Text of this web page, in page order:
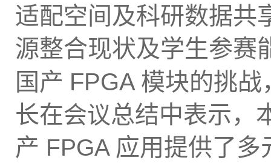
适配空间及科研数据共
源整合现状及学生参赛
国产 FPGA 模块的挑战
长在会议总结中表示，
产 FPGA 应用提供了多